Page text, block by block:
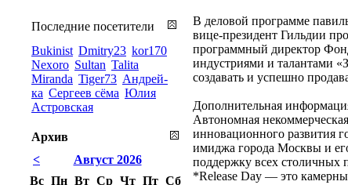
В деловой программе
вице-президент Гильдии
программный директор
индустриями и талантами
создавать и успешно
Дополнительная
Автономная
инновационного развития
имиджа города Москвы и
поддержку всех столичных
*Release Day — это
Последние посетители
Bukinist Dmitry23 kor170
Nexoro Sultan Talita
Miranda Tiger73 Андрей-
ка Сергеев сёма Юлия
Астровская
Архив
<
Август 2026
Вс Пн Вт Ср Чт Пт Сб